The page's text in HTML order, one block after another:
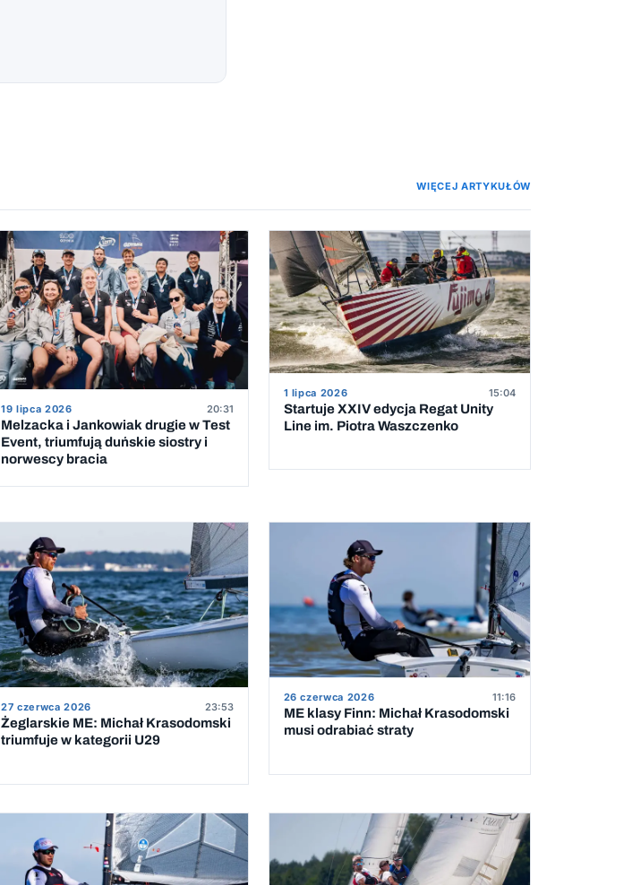
WIĘCEJ ARTYKUŁÓW
19 lipca 2026 20:31
Melzacka i Jankowiak drugie w Test
Event, triumfują duńskie siostry i
norwescy bracia
1 lipca 2026 15:04
Startuje XXIV edycja Regat Unity
Line im. Piotra Waszczenko
27 czerwca 2026 23:53
Żeglarskie ME: Michał Krasodomski
triumfuje w kategorii U29
26 czerwca 2026 11:16
ME klasy Finn: Michał Krasodomski
musi odrabiać straty